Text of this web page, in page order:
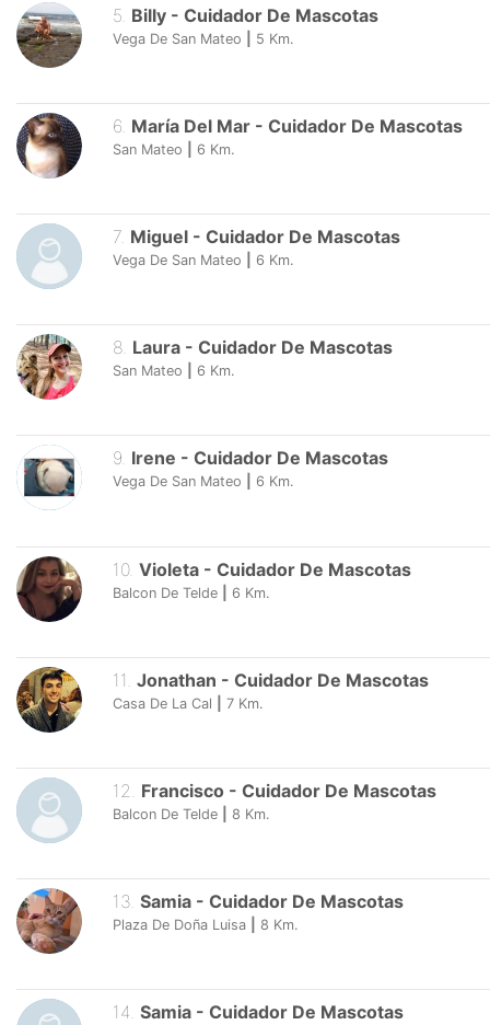
5 Billy - Cuidador De Mascotas
Vega De San Mateo 5 Km.
6 María Del Mar - Cuidador De Mascotas
San Mateo 6 Km.
7. Miguel - Cuidador De Mascotas
Vega De San Mateo 6 Km.
8. Laura - Cuidador De Mascotas
San Mateo 6 Km.
9. Irene - Cuidador De Mascotas
Vega De San Mateo 6 Km.
10. Violeta - Cuidador De Mascotas
Balcon De Telde 6 Km.
11 Jonathan - Cuidador De Mascotas
Casa De La Cal 7 Km.
12 Francisco - Cuidador De Mascotas
Balcon De Telde 8 Km.
13. Samia - Cuidador De Mascotas
Plaza De Doña Luisa 8 Km.
14. Samia - Cuidador De Mascotas